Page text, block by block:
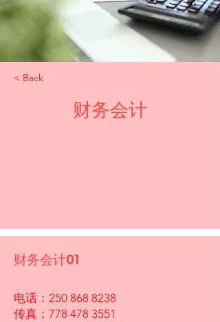
< Back
财务会计
财务会计01
电话：250 868 8238
传真：778 478 3551